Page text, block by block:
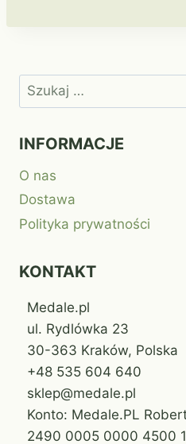
Szukaj:
INFORMACJE
O nas
Dostawa
Polityka prywatności
KONTAKT
Medale.pl
ul. Rydlówka 23
30-363 Kraków, Polska
+48 535 604 640
sklep@medale.pl
Konto: Medale.PL
2490 0005 0000 4500